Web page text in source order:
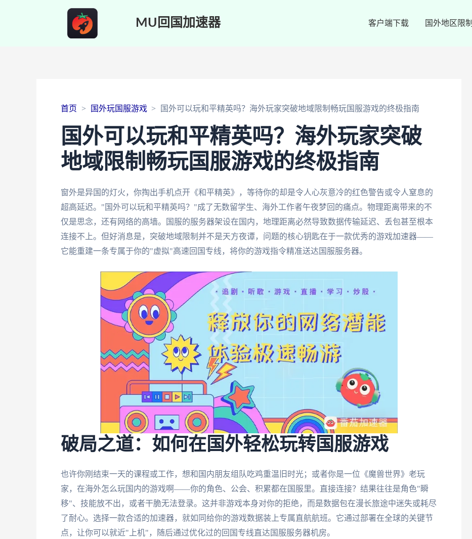
MU回国加速器 客户端下载 国外地区限制
首页 国外玩国服游戏 国外可以玩和平精英吗？海外玩家突破地域限制畅玩国服游戏的终极指南
国外可以玩和平精英吗？海外玩家突破
地域限制畅玩国服游戏的终极指南
窗外是异国的灯火，你掏出手机点开《和平精英》，等待你的却是令人心灰意冷的红色警告或令人窒息的
超高延迟。"国外可以玩和平精英吗？"成了无数留学生、海外工作者午夜梦回的痛点。物理距离带来的不
仅是思念，还有网络的高墙。国服的服务器架设在国内，地理距离必然导致数据传输延迟、丢包甚至根本
连接不上。但好消息是，突破地域限制并不是天方夜谭，问题的核心钥匙在于一款优秀的游戏加速器——
它能重建一条专属于你的"虚拟"高速回国专线，将你的游戏指令精准送达国服服务器。
破局之道：如何在国外轻松玩转国服游戏
也许你刚结束一天的课程或工作，想和国内朋友组队吃鸡重温旧时光；或者你是一位《魔兽世界》老玩
家，在海外怎么玩国内的游戏啊——你的角色、公会、积累都在国服里。直接连接？结果往往是角色"瞬
移"、技能放不出，或者干脆无法登录。这并非游戏本身对你的拒绝，而是数据包在漫长旅途中迷失或耗尽
了耐心。选择一款合适的加速器，就如同给你的游戏数据装上专属直航航班。它通过部署在全球的关键节
点，让你可以就近"上机"，随后通过优化过的回国专线直达国服服务器机房。